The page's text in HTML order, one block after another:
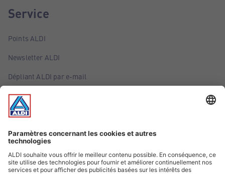
Service
Points ALDI
Newsletter ALDI
Dépliant ALDI par e-mail
Offres
Infos essentielles
Suivez ALDI Belgique